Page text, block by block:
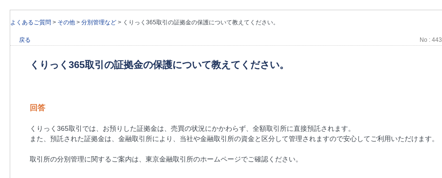
よくあるご質問 > その他 > 分別管理など > くりっく365取引の証拠金の保護について教えてください。
戻る No : 443
くりっく365取引の証拠金の保護について教えてください。
回答
くりっく365取引では、お預りした証拠金は、売買の状況にかかわらず、全額取引所に直接預託されます。
また、預託された証拠金は、金融取引所により、当社や金融取引所の資金と区分して管理されますので安心してご利用いただけます。
取引所の分別管理に関するご案内は、東京金融取引所のホームページでご確認ください。